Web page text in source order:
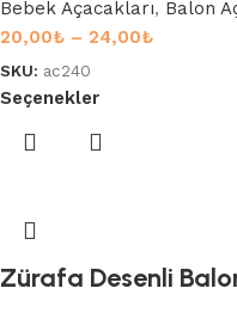
Bebek Açacakları, Balon
20,00₺ – 24,00₺
SKU: ac240
Seçenekler
Zürafa Desenli